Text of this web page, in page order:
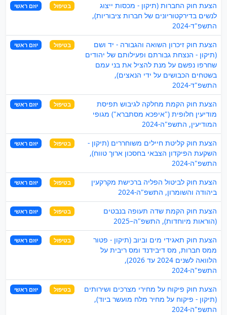
הצעת חוק החברות (תיקון - מכסות ייצוג
לנשים בדירקטוריונים של חברות ציבוריות),
התשפ"ד-2024
בטיפול יוזם ראשי
הצעת חוק זיכרון השואה והגבורה - יד ושם
(תיקון - הנצחת גבורתם ופעילותם של יהודים
שחרפו נפשם על מנת להציל את בני עמם
בשטחים הכבושים על ידי הנאצים),
התשפ"ד-2024
בטיפול יוזם ראשי
הצעת חוק הקמת מחלקה לגיבוש תפיסת
מודיעין חלופית ("איפכא מסתברא") מגופי
המודיעין, התשפ"ה-2024
בטיפול יוזם ראשי
הצעת חוק קליטת חיילים משוחררים (תיקון -
השקעת הפיקדון הצבאי בחסכון ארוך טווח),
התשפ"ה-2024
בטיפול יוזם ראשי
הצעת חוק לביטול הפליה ברכישת מקרקעין
ביהודה והשומרון, התשפ"ה-2024
בטיפול יוזם ראשי
הצעת חוק הקמת שדה תעופה בנבטים
(הוראות מיוחדות), התשפ"ה–2025
בטיפול יוזם ראשי
הצעת חוק תאגידי מים וביוב (תיקון - פטור
ממס חברות, מס דיבידנד ומס ריבית על
הלוואה לשנים 2024 עד 2026),
התשפ"ה-2024
בטיפול יוזם ראשי
הצעת חוק פיקוח על מחירי מצרכים ושירותים
(תיקון - פיקוח על מחיר מלח מועשר ביוד),
התשפ"ה-2024
בטיפול יוזם ראשי